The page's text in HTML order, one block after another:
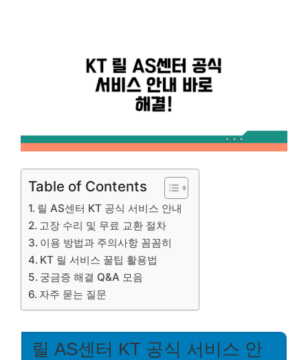
Table of Contents
릴 AS센터 KT 공식 서비스 안내
고장 수리 및 무료 교환 절차
이용 방법과 주의사항 꼼꼼히
KT 릴 서비스 꿀팁 활용법
궁금증 해결 Q&A 모음
자주 묻는 질문
릴 AS센터 KT 공식 서비스 안